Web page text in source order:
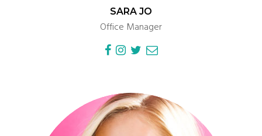
SARA JO
Office Manager